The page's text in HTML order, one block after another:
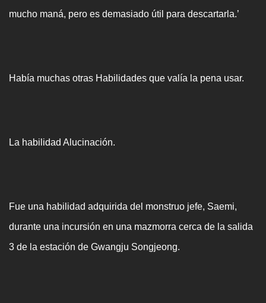
mucho maná, pero es demasiado útil para descartarla.’
Había muchas otras Habilidades que valía la pena usar.
La habilidad Alucinación.
Fue una habilidad adquirida del monstruo jefe, Saemi,
durante una incursión en una mazmorra cerca de la salida
3 de la estación de Gwangju Songjeong.